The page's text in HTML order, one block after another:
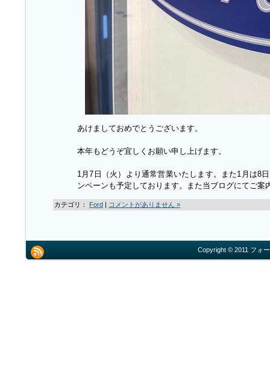
あけましておめでとうございます。
本年もどうぞ宜しくお願い申し上げます。
1月7日（火）より通常営業いたします。また1月は8
ンペーンも予定しております。また当ブログにてご案
カテゴリ： Ford | コメントがありません »
Copyright © 2011 フォ